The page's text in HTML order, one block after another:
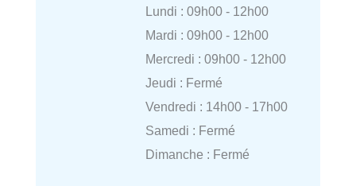
Lundi : 09h00 - 12h00
Mardi : 09h00 - 12h00
Mercredi : 09h00 - 12h00
Jeudi : Fermé
Vendredi : 14h00 - 17h00
Samedi : Fermé
Dimanche : Fermé